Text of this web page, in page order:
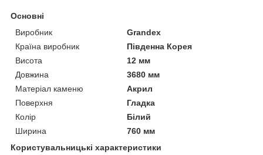
Основні
Виробник
Grandex
Країна виробник
Південна Корея
Висота
12 мм
Довжина
3680 мм
Матеріал каменю
Акрил
Поверхня
Гладка
Колір
Білий
Ширина
760 мм
Користувальницькі характеристики